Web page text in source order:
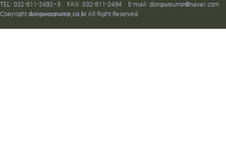
TEL: 032-811-2492~3
FAX: 032-811-2494 E-mail: dongwpump@naver.com
Copyright dongwoopump.co.krAll Right Reserved